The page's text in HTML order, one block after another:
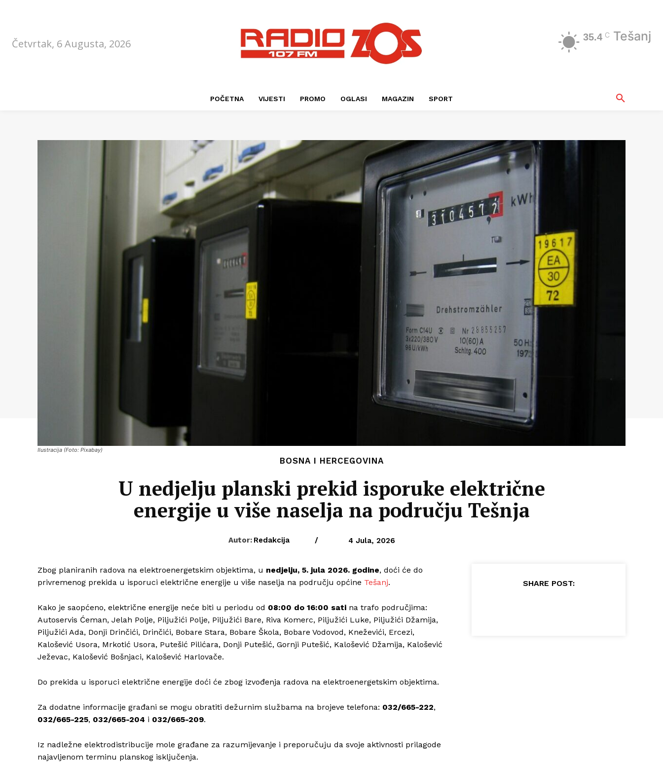
Četvrtak, 6 Augusta, 2026
35.4 C Tešanj
POČETNA VIJESTI PROMO OGLASI MAGAZIN SPORT
Ilustracija (Foto: Pixabay)
BOSNA I HERCEGOVINA
U nedjelju planski prekid isporuke električne
energije u više naselja na području Tešnja
Autor: Redakcija / 4 Jula, 2026
Zbog planiranih radova na elektroenergetskim objektima, u nedjelju, 5. jula 2026. godine, doći će do
privremenog prekida u isporuci električne energije u više naselja na području općine Tešanj.
Kako je saopćeno, električne energije neće biti u periodu od 08:00 do 16:00 sati na trafo područjima:
Autoservis Ćeman, Jelah Polje, Piljužići Polje, Piljužići Bare, Riva Komerc, Piljužići Luke, Piljužići Džamija,
Piljužići Ada, Donji Drinčići, Drinčići, Bobare Stara, Bobare Škola, Bobare Vodovod, Kneževići, Ercezi,
Kalošević Usora, Mrkotić Usora, Putešić Pilićara, Donji Putešić, Gornji Putešić, Kalošević Džamija, Kalošević
Ježevac, Kalošević Bošnjaci, Kalošević Harlovače.
Do prekida u isporuci električne energije doći će zbog izvođenja radova na elektroenergetskim objektima.
Za dodatne informacije građani se mogu obratiti dežurnim službama na brojeve telefona: 032/665-222,
032/665-225, 032/665-204 i 032/665-209.
Iz nadležne elektrodistribucije mole građane za razumijevanje i preporučuju da svoje aktivnosti prilagode
najavljenom terminu planskog isključenja.
SHARE POST: